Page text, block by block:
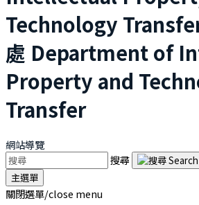
Technology
處 Department of
Property and
Transfer
網站導覽
搜尋
主選單
關閉選單/close menu